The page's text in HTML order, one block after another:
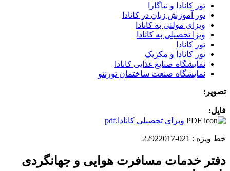
تور کانادا و نیاگارا
تور آموزش زبان در کانادا
ویزای مولتی به کانادا
ویزا تحصیلی به کانادا
تور کانادا
تور کانادا و مکزیک
نمایشگاه صنایع غذایی کانادا
نمایشگاه صنعت ساختمان تورنتو
تصویر:
فایل:
ویزای تحصیلی کانادا.pdf
خط ویژه : 021-22922017
دفتر خدمات مسافرت هوایی و جهانگردی